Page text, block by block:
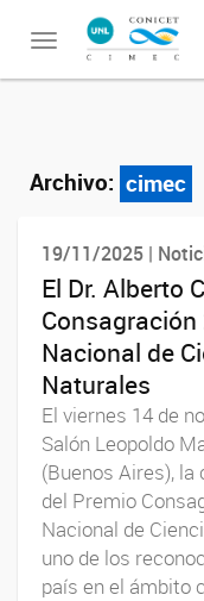
Toggle
Archivo: cimec
19/11/2025 |
El Dr. Alberto
Nacional de
Naturales
El viernes 14 de
Salón Leopoldo
(Buenos Aires),
del Premio
Nacional de
uno de los
país en el ámbito